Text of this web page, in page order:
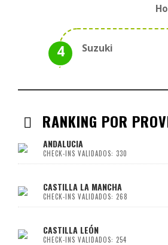
Suzuki
RANKING POR
ANDALUCIA
CHECK-INS VALIDADOS: 330
CASTILLA LA MANCHA
CHECK-INS VALIDADOS: 268
CASTILLA LEÓN
CHECK-INS VALIDADOS: 254